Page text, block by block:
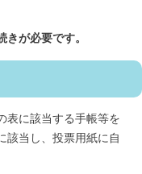
が必要です。
表に該当する手帳等を
該当し、投票用紙に自